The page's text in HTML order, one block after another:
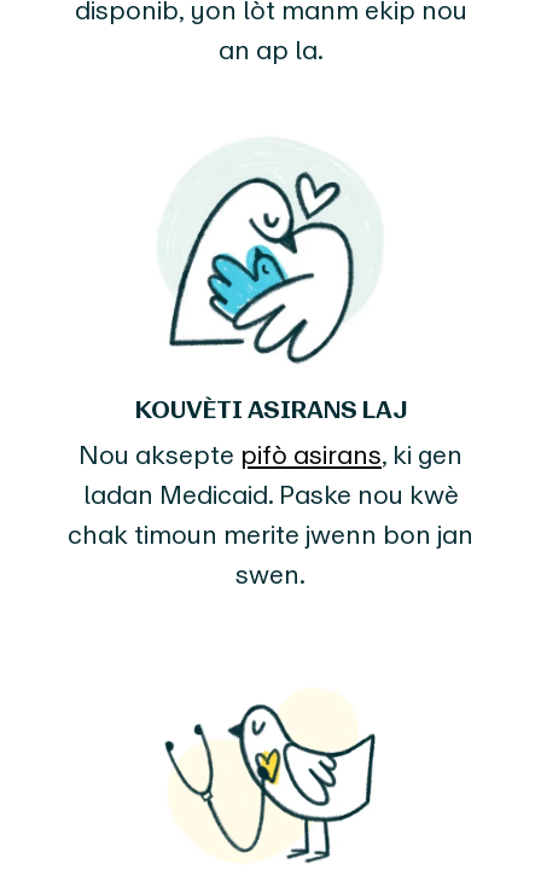
disponib, yon lòt manm ekip nou
an ap la.
KOUVÈTI ASIRANS LAJ
Nou aksepte pifò asirans, ki gen
ladan Medicaid. Paske nou kwè
chak timoun merite jwenn bon jan
swen.